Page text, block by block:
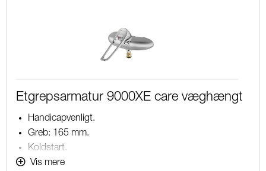
Etgrepsarmatur 9000XE care væghængt
Handicapvenligt.
Greb: 165 mm.
Koldstart.
Soft Closing og keramisk kartusche.
Vis mere